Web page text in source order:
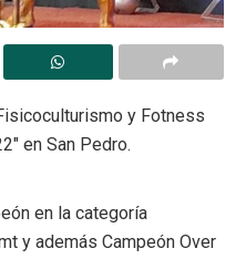
y Fotness
en San Pedro.
en la categoría
y además Campeón Over